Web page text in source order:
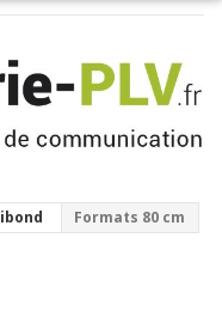
Formats 80 cm